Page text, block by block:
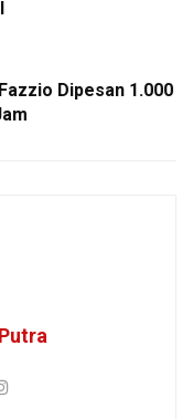
Dipesan 1.000